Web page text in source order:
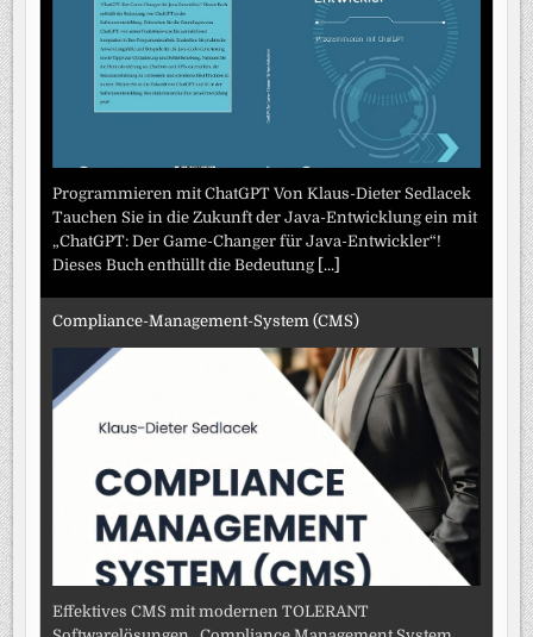
Programmieren mit ChatGPT Von Klaus-Dieter Sedlacek
Tauchen Sie in die Zukunft der Java-Entwicklung ein mit
„ChatGPT: Der Game-Changer für Java-Entwickler“!
Dieses Buch enthüllt die Bedeutung [...]
Compliance-Management-System (CMS)
Effektives CMS mit modernen TOLERANT